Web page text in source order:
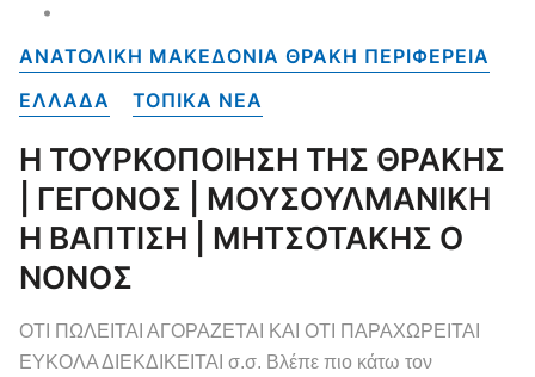
ΑΝΑΤΟΛΙΚΗ ΜΑΚΕΔΟΝΙΑ ΘΡΑΚΗ ΠΕΡΙΦΕΡΕΙΑ
ΕΛΛΑΔΑ
ΤΟΠΙΚΑ NEA
Η ΤΟΥΡΚΟΠΟΙΗΣΗ ΤΗΣ ΘΡΑΚΗΣ
| ΓΕΓΟΝΟΣ | ΜΟΥΣΟΥΛΜΑΝΙΚΗ
Η ΒΑΠΤΙΣΗ | ΜΗΤΣΟΤΑΚΗΣ Ο
ΝΟΝΟΣ
ΟΤΙ ΠΩΛΕΙΤΑΙ ΑΓΟΡΑΖΕΤΑΙ ΚΑΙ ΟΤΙ ΠΑΡΑΧΩΡΕΙΤΑΙ
ΕΥΚΟΛΑ ΔΙΕΚΔΙΚΕΙΤΑΙ σ.σ. Βλέπε πιο κάτω τον